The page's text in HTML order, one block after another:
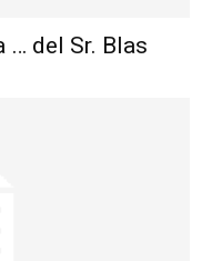
… del Sr. Blas